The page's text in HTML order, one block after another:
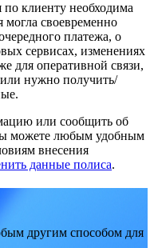
клиенту необходима
могла своевременно
платежа, о
сервисах, изменениях
для оперативной связи,
нужно получить/
или сообщить об
можете любым удобным
внесения
данные полиса.
другим способом для